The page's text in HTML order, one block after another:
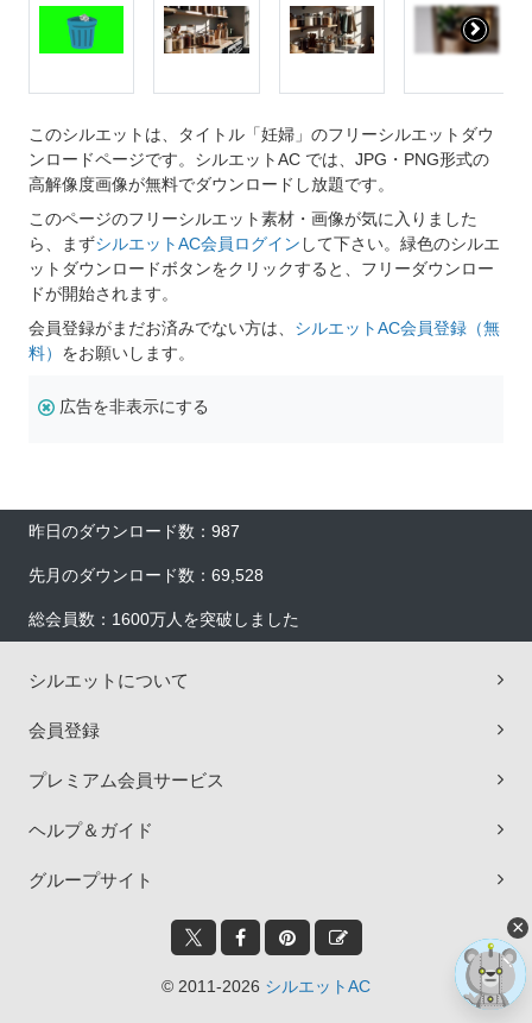
このシルエットは、タイトル「妊婦」のフリーシルエットダウ
ンロードページです。シルエットAC では、JPG・PNG形式の
高解像度画像が無料でダウンロードし放題です。
このページのフリーシルエット素材・画像が気に入りました
ら、まずシルエットAC会員ログイン して下さい。緑色のシルエ
ットダウンロードボタンをクリックすると、フリーダウンロー
ドが開始されます。
会員登録がまだお済みでない方は、 シルエットAC会員登録（無
料） をお願いします。
広告を非表示にする
昨日のダウンロード数：987
先月のダウンロード数：69,528
総会員数：1600万人を突破しました
シルエットについて
会員登録
プレミアム会員サービス
ヘルプ＆ガイド
グループサイト
© 2011-2026 シルエットAC
×